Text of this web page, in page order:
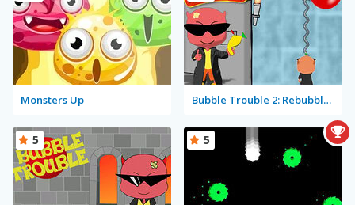
Monsters Up Bubble Trouble 2: Rebubbled
5 5